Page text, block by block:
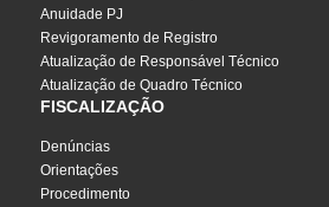
Anuidade PJ
Revigoramento de Registro
Atualização de Responsável Técnico
Atualização de Quadro Técnico
FISCALIZAÇÃO
Denúncias
Orientações
Procedimento